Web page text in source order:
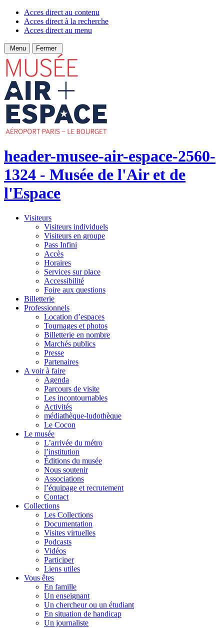
Acces direct au contenu
Acces direct à la recherche
Acces direct au menu
Menu Fermer
header-musee-air-espace-2560-
1324 - Musée de l'Air et de
l'Espace
Visiteurs
Visiteurs individuels
Visiteurs en groupe
Pass Infini
Accès
Horaires
Services sur place
Accessibilité
Foire aux questions
Billetterie
Professionnels
Location d’espaces
Tournages et photos
Billetterie en nombre
Marchés publics
Presse
Partenaires
A voir à faire
Agenda
Parcours de visite
Les incontournables
Activités
médiathèque-ludothèque
Le Cocon
Le musée
L’arrivée du métro
l’institution
Éditions du musée
Nous soutenir
Associations
l’équipage et recrutement
Contact
Collections
Les Collections
Documentation
Visites virtuelles
Podcasts
Vidéos
Participer
Liens utiles
Vous êtes
En famille
Un enseignant
Un chercheur ou un étudiant
En situation de handicap
Un journaliste